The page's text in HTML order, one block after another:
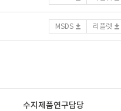
MSDS 리플렛
수지제품연구담당